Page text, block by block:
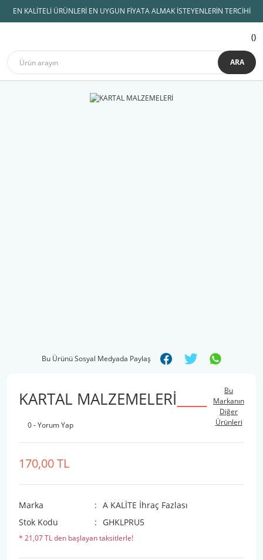
EN KALİTELİ ÜRÜNLERİ EN UYGUN FİYATA ALMAK İSTEYENLERİN TERCİHİ
ARA
Bu Ürünü Sosyal Medyada Paylaş
KARTAL MALZEMELERİ
0 - Yorum Yap
Bu
Markanın
Diğer
Ürünleri
170,00 TL
Marka
A KALİTE İhraç Fazlası
Stok Kodu
GHKLPRU5
* 21,07 TL den başlayan taksitlerle!